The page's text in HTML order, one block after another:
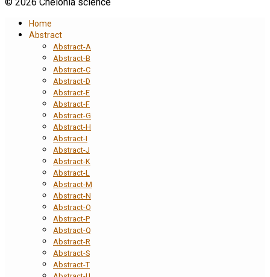
Home
Abstract
Abstract-A
Abstract-B
Abstract-C
Abstract-D
Abstract-E
Abstract-F
Abstract-G
Abstract-H
Abstract-I
Abstract-J
Abstract-K
Abstract-L
Abstract-M
Abstract-N
Abstract-O
Abstract-P
Abstract-Q
Abstract-R
Abstract-S
Abstract-T